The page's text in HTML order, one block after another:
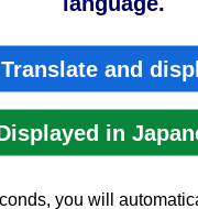
Translate and
in
you will
立美和中学校
松野小学校